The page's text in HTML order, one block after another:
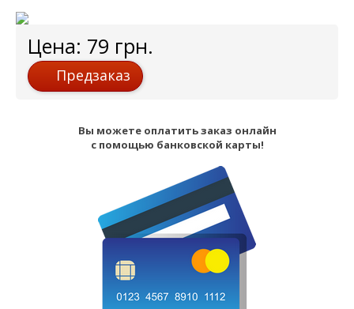
Цена: 79 грн.
Предзаказ
Вы можете оплатить заказ онлайн
с помощью банковской карты!